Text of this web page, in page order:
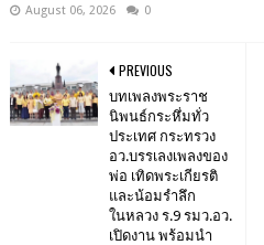
August 06, 2026 0
PREVIOUS
บทเพลงพระราช
นิพนธ์กระหึ่มทั่ว
ประเทศ กระทรวง
อว.บรรเลงเพลงของ
พ่อ เทิดพระเกียรติ
และน้อมรำลึก
ในหลวง ร.9 รมว.อว.
เปิดงาน พร้อมนำ